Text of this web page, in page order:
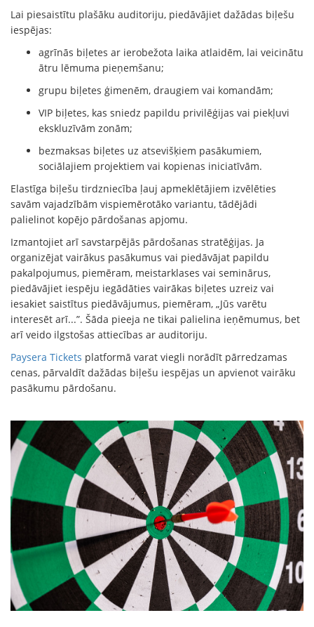
Lai piesaistītu plašāku auditoriju, piedāvājiet dažādas biļešu
iespējas:
agrīnās biļetes ar ierobežota laika atlaidēm, lai veicinātu
ātru lēmuma pieņemšanu;
grupu biļetes ģimenēm, draugiem vai komandām;
VIP biļetes, kas sniedz papildu privilēģijas vai piekļuvi
ekskluzīvām zonām;
bezmaksas biļetes uz atsevišķiem pasākumiem,
sociālajiem projektiem vai kopienas iniciatīvām.
Elastīga biļešu tirdzniecība ļauj apmeklētājiem izvēlēties
savām vajadzībām vispiemērotāko variantu, tādējādi
palielinot kopējo pārdošanas apjomu.
Izmantojiet arī savstarpējās pārdošanas stratēģijas. Ja
organizējat vairākus pasākumus vai piedāvājat papildu
pakalpojumus, piemēram, meistarklases vai seminārus,
piedāvājiet iespēju iegādāties vairākas biļetes uzreiz vai
iesakiet saistītus piedāvājumus, piemēram, „Jūs varētu
interesēt arī...”. Šāda pieeja ne tikai palielina ieņēmumus, bet
arī veido ilgstošas attiecības ar auditoriju.
Paysera Tickets platformā varat viegli norādīt pārredzamas
cenas, pārvaldīt dažādas biļešu iespējas un apvienot vairāku
pasākumu pārdošanu.